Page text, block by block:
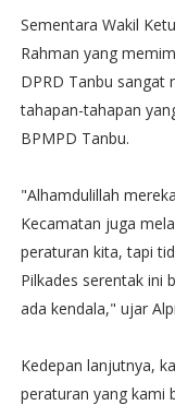
Sementara Wakil
Rahman yang
DPRD Tanbu sangat
tahapan-tahapan
BPMPD Tanbu.
"Alhamdulillah
Kecamatan juga
peraturan kita, tapi
Pilkades serentak ini
ada kendala," ujar
Kedepan lanjutnya,
peraturan yang kami